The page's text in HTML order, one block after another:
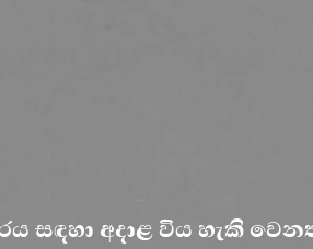
සඳහා අදාළ විය හැකි